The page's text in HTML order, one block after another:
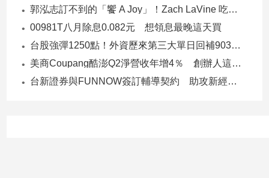
郭泓志訂不到的「饗 A Joy」！Zach LaVine 吃到了！ 網笑：運動員來吃超划算
00981T八月除息0.082元 想領息最晚這天買
台股強彈1250點！外資歷來第三大單日回補903億 ETF反彈
美商Coupang酷澎Q2淨營收年增4％ 創辦人這樣看台灣市場！
台新證券與FUNNOW簽訂輔導契約 助攻新經濟企業上市櫃